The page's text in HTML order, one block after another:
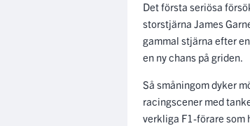
Så småningom dyker
racingscener med
verkliga F1-förare som